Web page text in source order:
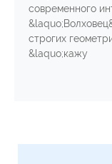
современного
строгих
&laquo;кажу